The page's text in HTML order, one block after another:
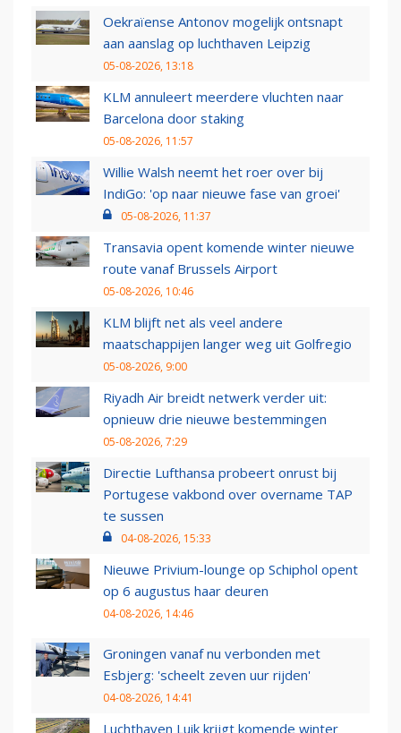
Oekraïense Antonov mogelijk ontsnapt
aan aanslag op luchthaven Leipzig
05-08-2026, 13:18
KLM annuleert meerdere vluchten naar
Barcelona door staking
05-08-2026, 11:57
Willie Walsh neemt het roer over bij
IndiGo: 'op naar nieuwe fase van groei'
05-08-2026, 11:37
Transavia opent komende winter nieuwe
route vanaf Brussels Airport
05-08-2026, 10:46
KLM blijft net als veel andere
maatschappijen langer weg uit Golfregio
05-08-2026, 9:00
Riyadh Air breidt netwerk verder uit:
opnieuw drie nieuwe bestemmingen
05-08-2026, 7:29
Directie Lufthansa probeert onrust bij
Portugese vakbond over overname TAP
te sussen
04-08-2026, 15:33
Nieuwe Privium-lounge op Schiphol opent
op 6 augustus haar deuren
04-08-2026, 14:46
Groningen vanaf nu verbonden met
Esbjerg: 'scheelt zeven uur rijden'
04-08-2026, 14:41
Luchthaven Luik krijgt komende winter